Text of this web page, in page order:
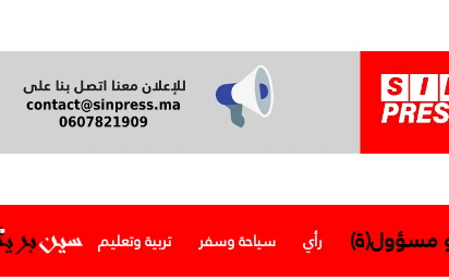
مسؤول(ة) رأي سياحة وسفر تربية وتعليم